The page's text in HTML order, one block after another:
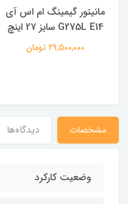
مانیتور گیمینگ ام اس آی
G275L E14 سایز 27 اینچ
29,500,000 تومان
مشخصات دیدگاه‌ها
وضعیت کارکرد